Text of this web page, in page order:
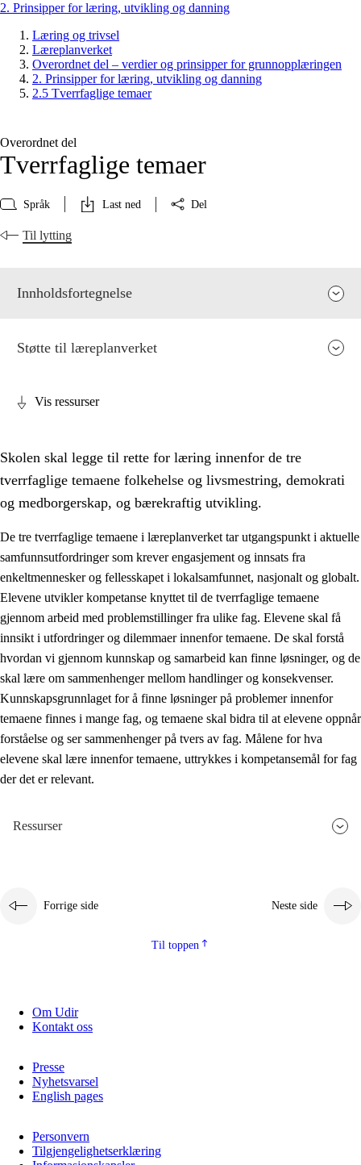
2. Prinsipper for læring, utvikling og danning
Læring og trivsel
Læreplanverket
Overordnet del – verdier og prinsipper for grunnopplæringen
2. Prinsipper for læring, utvikling og danning
2.5 Tverrfaglige temaer
Overordnet del
Tverrfaglige temaer
Språk Last ned Del
Til lytting
Innholdsfortegnelse
2. Prinsipper for læring, utvikling og danning
Sosial læring og utvikling
2.2 Kompetanse i fagene
Grunnleggende ferdigheter
2.4 Å lære å lære
Tverrfaglige temaer
2.5 Tverrfaglige temaer
2.5.1 Folkehelse og livsmestring
2.5.3
Støtte til læreplanverket
Vis ressurser
Skolen skal legge til rette for læring innenfor de tre
tverrfaglige temaene folkehelse og livsmestring, demokrati
og medborgerskap, og bærekraftig utvikling.
De tre tverrfaglige temaene i læreplanverket tar utgangspunkt i aktuelle
samfunnsutfordringer som krever engasjement og innsats fra
enkeltmennesker og fellesskapet i lokalsamfunnet, nasjonalt og globalt.
Elevene utvikler kompetanse knyttet til de tverrfaglige temaene
gjennom arbeid med problemstillinger fra ulike fag. Elevene skal få
innsikt i utfordringer og dilemmaer innenfor temaene. De skal forstå
hvordan vi gjennom kunnskap og samarbeid kan finne løsninger, og de
skal lære om sammenhenger mellom handlinger og konsekvenser.
Kunnskapsgrunnlaget for å finne løsninger på problemer innenfor
temaene finnes i mange fag, og temaene skal bidra til at elevene oppnår
forståelse og ser sammenhenger på tvers av fag. Målene for hva
elevene skal lære innenfor temaene, uttrykkes i kompetansemål for fag
der det er relevant.
Ressurser
Forrige side Neste side
Til toppen
Om Udir
Kontakt oss
Presse
Nyhetsvarsel
English pages
Personvern
Tilgjengelighetserklæring